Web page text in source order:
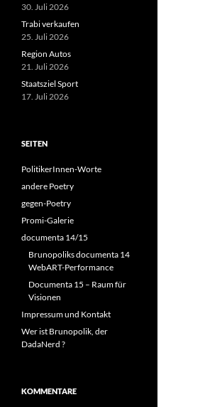
30. Juli 2026
Trabi verkaufen
25. Juli 2026
Region Autos
21. Juli 2026
Staatsziel Sport
17. Juli 2026
SEITEN
PolitikerInnen-Worte
andere Poetry
gegen-Poetry
Promi-Galerie
documenta 14/15
Brunopoliks documenta 14
WebART-Performance
Documenta 15 – Raum für
Visionen
Impressum und Kontakt
Wer ist Brunopolik, der
DadaNerd ?
KOMMENTARE